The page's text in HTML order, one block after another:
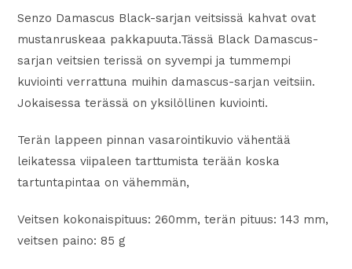
Senzo Damascus Black-sarjan veitsissä kahvat ovat
mustanruskeaa pakkapuuta.Tässä Black Damascus-
sarjan veitsien terissä on syvempi ja tummempi
kuviointi verrattuna muihin damascus-sarjan veitsiin.
Jokaisessa terässä on yksilöllinen kuviointi.
Terän lappeen pinnan vasarointikuvio vähentää
leikatessa viipaleen tarttumista terään koska
tartuntapintaa on vähemmän,
Veitsen kokonaispituus: 260mm, terän pituus: 143 mm,
veitsen paino: 85 g